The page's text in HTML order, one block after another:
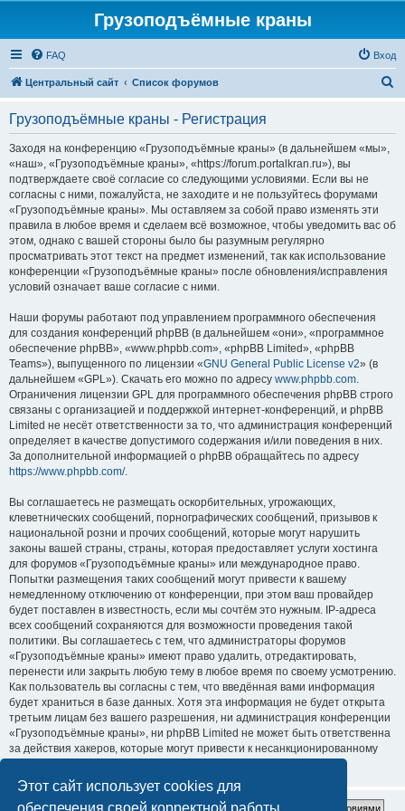
Этот сайт использует cookies для
обеспечения своей корректной работы.
Грузоподъёмные краны
FAQ Вход
Центральный сайт Список форумов
Грузоподъёмные краны - Регистрация
Заходя на конференцию «Грузоподъёмные краны» (в дальнейшем «мы»,
«наш», «Грузоподъёмные краны», «https://forum.portalkran.ru»), вы
подтверждаете своё согласие со следующими условиями. Если вы не
согласны с ними, пожалуйста, не заходите и не пользуйтесь форумами
«Грузоподъёмные краны». Мы оставляем за собой право изменять эти
правила в любое время и сделаем всё возможное, чтобы уведомить вас об
этом, однако с вашей стороны было бы разумным регулярно
просматривать этот текст на предмет изменений, так как использование
конференции «Грузоподъёмные краны» после обновления/исправления
условий означает ваше согласие с ними.
Наши форумы работают под управлением программного обеспечения
для создания конференций phpBB (в дальнейшем «они», «программное
обеспечение phpBB», «www.phpbb.com», «phpBB Limited», «phpBB
Teams»), выпущенного по лицензии «GNU General Public License v2» (в
дальнейшем «GPL»). Скачать его можно по адресу www.phpbb.com.
Ограничения лицензии GPL для программного обеспечения phpBB строго
связаны с организацией и поддержкой интернет-конференций, и phpBB
Limited не несёт ответственности за то, что администрация конференций
определяет в качестве допустимого содержания и/или поведения в них.
За дополнительной информацией о phpBB обращайтесь по адресу
https://www.phpbb.com/.
Вы соглашаетесь не размещать оскорбительных, угрожающих,
клеветнических сообщений, порнографических сообщений, призывов к
национальной розни и прочих сообщений, которые могут нарушить
законы вашей страны, страны, которая предоставляет услуги хостинга
для форумов «Грузоподъёмные краны» или международное право.
Попытки размещения таких сообщений могут привести к вашему
немедленному отключению от конференции, при этом ваш провайдер
будет поставлен в известность, если мы сочтём это нужным. IP-адреса
всех сообщений сохраняются для возможности проведения такой
политики. Вы соглашаетесь с тем, что администраторы форумов
«Грузоподъёмные краны» имеют право удалить, отредактировать,
перенести или закрыть любую тему в любое время по своему усмотрению.
Как пользователь вы согласны с тем, что введённая вами информация
будет храниться в базе данных. Хотя эта информация не будет открыта
третьим лицам без вашего разрешения, ни администрация конференции
«Грузоподъёмные краны», ни phpBB Limited не может быть ответственна
за действия хакеров, которые могут привести к несанкционированному